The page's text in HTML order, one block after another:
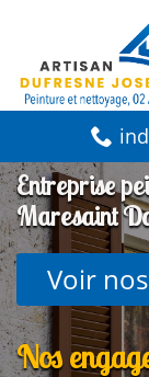
Entreprise
Maresaint
Voir
Nos